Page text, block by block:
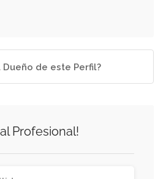
Dueño de este Perfil?
Profesional!